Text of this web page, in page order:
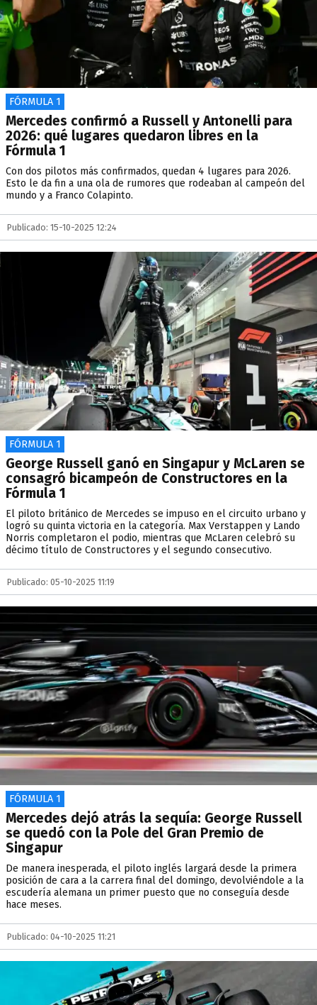
FÓRMULA 1
Mercedes confirmó a Russell y Antonelli para
2026: qué lugares quedaron libres en la
Fórmula 1
Con dos pilotos más confirmados, quedan 4 lugares para 2026.
Esto le da fin a una ola de rumores que rodeaban al campeón del
mundo y a Franco Colapinto.
Publicado: 15-10-2025 12:24
FÓRMULA 1
George Russell ganó en Singapur y McLaren se
consagró bicampeón de Constructores en la
Fórmula 1
El piloto británico de Mercedes se impuso en el circuito urbano y
logró su quinta victoria en la categoría. Max Verstappen y Lando
Norris completaron el podio, mientras que McLaren celebró su
décimo título de Constructores y el segundo consecutivo.
Publicado: 05-10-2025 11:19
FÓRMULA 1
Mercedes dejó atrás la sequía: George Russell
se quedó con la Pole del Gran Premio de
Singapur
De manera inesperada, el piloto inglés largará desde la primera
posición de cara a la carrera final del domingo, devolviéndole a la
escudería alemana un primer puesto que no conseguía desde
hace meses.
Publicado: 04-10-2025 11:21